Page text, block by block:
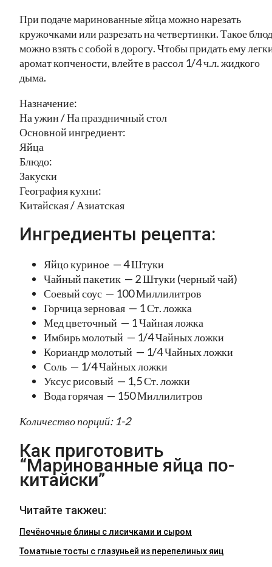
При подаче маринованные яйца можно нарезать
кружочками или разрезать на четвертинки. Такое
можно взять с собой в дорогу. Чтобы придать ему
аромат копчености, влейте в рассол 1/4 ч.л. жидкого
дыма.
Назначение:
На ужин / На праздничный стол
Основной ингредиент:
Яйца
Блюдо:
Закуски
География кухни:
Китайская / Азиатская
Ингредиенты рецепта:
Яйцо куриное — 4 Штуки
Чайный пакетик — 2 Штуки (черный чай)
Соевый соус — 100 Миллилитров
Горчица зерновая — 1 Ст. ложка
Мед цветочный — 1 Чайная ложка
Имбирь молотый — 1/4 Чайных ложки
Кориандр молотый — 1/4 Чайных ложки
Соль — 1/4 Чайных ложки
Уксус рисовый — 1,5 Ст. ложки
Вода горячая — 150 Миллилитров
Количество порций: 1-2
Как приготовить
“Маринованные яйца по-
китайски”
Читайте такжеu:
Печёночные блины с лисичками и сыром
Томатные тосты с глазуньей из перепелиных яиц